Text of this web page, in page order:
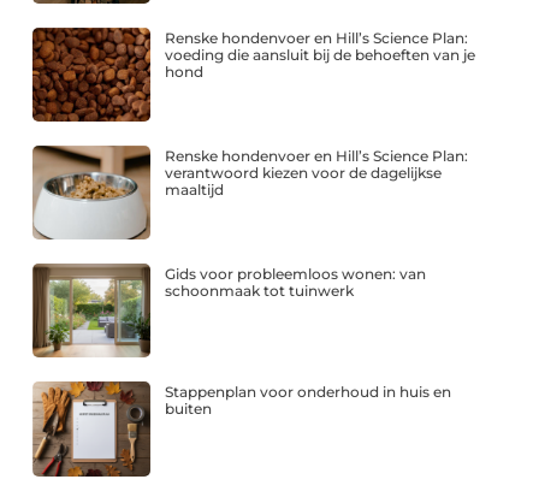
Renske hondenvoer en Hill’s Science Plan:
voeding die aansluit bij de behoeften van je
hond
Renske hondenvoer en Hill’s Science Plan:
verantwoord kiezen voor de dagelijkse
maaltijd
Gids voor probleemloos wonen: van
schoonmaak tot tuinwerk
Stappenplan voor onderhoud in huis en
buiten